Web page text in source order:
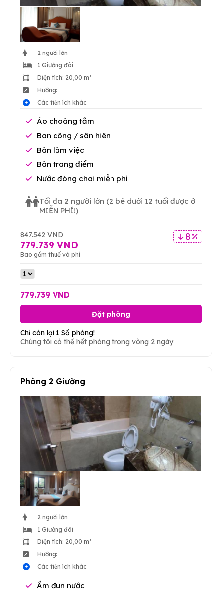
2 người lớn
1 Giường đôi
Diện tích: 20,00 m²
Hướng:
Các tiện ích khác
Áo choàng tắm
Ban công / sân hiên
Bàn làm việc
Bàn trang điểm
Nước đóng chai miễn phí
Tối đa 2 người lớn (2 bé dưới 12 tuổi được ở
MIỄN PHÍ!)
8 %
847.542 VND
779.739 VND
Bao gồm thuế và phí
779.739 VND
Đặt phòng
Chỉ còn lại 1 Số phòng!
Chúng tôi có thể hết phòng trong vòng 2 ngày
Phòng 2 Giường
2 người lớn
1 Giường đôi
Diện tích: 20,00 m²
Hướng:
Các tiện ích khác
Ấm đun nước